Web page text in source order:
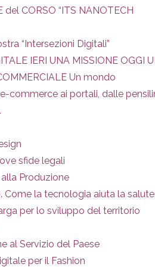
del CORSO “ITS NANOTECH
“Intersezioni Digitali”
IERI UNA MISSIONE OGGI
Un mondo
commerce ai portali, dalle
sfide legali
Produzione
Come la tecnologia aiuta la
per lo sviluppo del territorio
al Servizio del Paese
per il Fashion